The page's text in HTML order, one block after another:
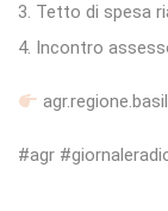
3. Tetto di spesa
4. Incontro
#agr